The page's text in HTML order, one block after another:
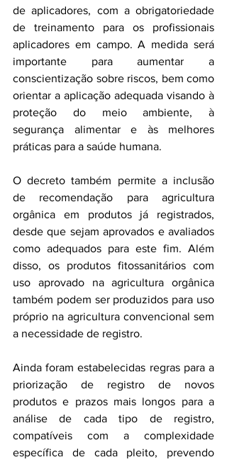
de aplicadores, com a obrigatoriedade
de treinamento para os profissionais
aplicadores em campo. A medida será
importante para aumentar a
conscientização sobre riscos, bem como
orientar a aplicação adequada visando à
proteção do meio ambiente, à
segurança alimentar e às melhores
práticas para a saúde humana.
O decreto também permite a inclusão
de recomendação para agricultura
orgânica em produtos já registrados,
desde que sejam aprovados e avaliados
como adequados para este fim. Além
disso, os produtos fitossanitários com
uso aprovado na agricultura orgânica
também podem ser produzidos para uso
próprio na agricultura convencional sem
a necessidade de registro.
Ainda foram estabelecidas regras para a
priorização de registro de novos
produtos e prazos mais longos para a
análise de cada tipo de registro,
compatíveis com a complexidade
específica de cada pleito, prevendo